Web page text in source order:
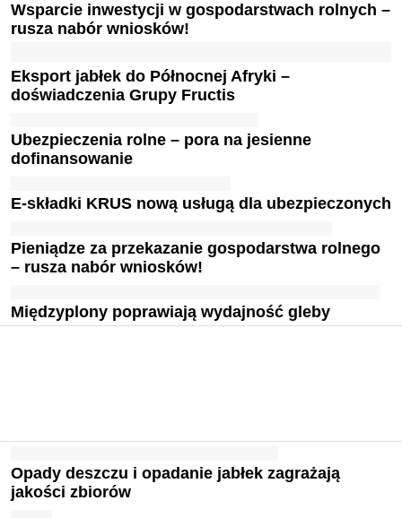
Wsparcie inwestycji w gospodarstwach rolnych –
rusza nabór wniosków!
Eksport jabłek do Północnej Afryki –
doświadczenia Grupy Fructis
Ubezpieczenia rolne – pora na jesienne
dofinansowanie
E-składki KRUS nową usługą dla ubezpieczonych
Pieniądze za przekazanie gospodarstwa rolnego
– rusza nabór wniosków!
Międzyplony poprawiają wydajność gleby
Opady deszczu i opadanie jabłek zagrażają
jakości zbiorów